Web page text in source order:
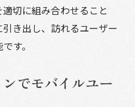
に新しい魅力を提供
もたらすリピーター効
要素でユーザーを惹き
切に組み合わせること
き出し、訪れるユーザー
す。
でモバイルユー